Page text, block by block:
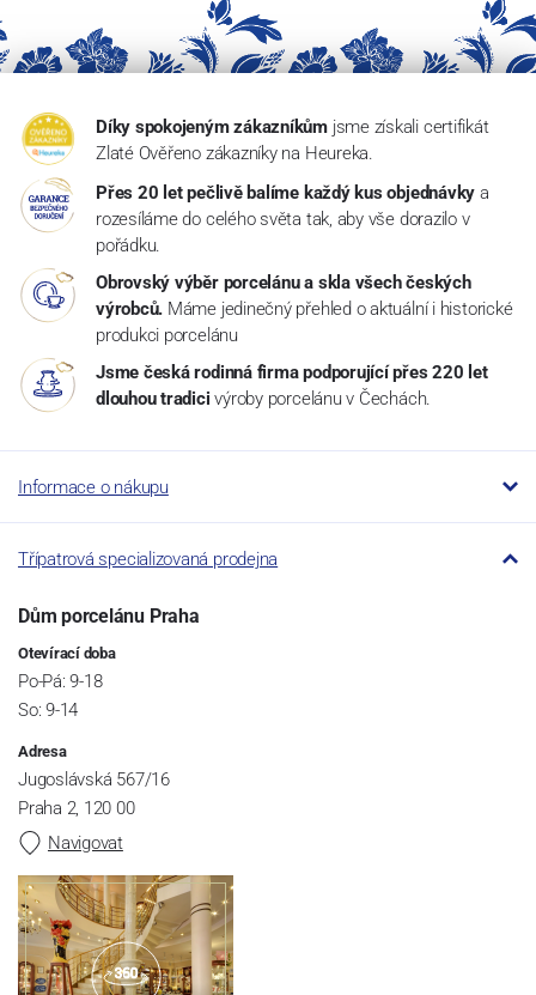
Díky spokojeným zákazníkům jsme získali certifikát
Zlaté Ověřeno zákazníky na Heureka.
Přes 20 let pečlivě balíme každý kus objednávky a
rozesíláme do celého světa tak, aby vše dorazilo v
pořádku.
Obrovský výběr porcelánu a skla všech českých
výrobců. Máme jedinečný přehled o aktuální i historické
produkci porcelánu
Jsme česká rodinná firma podporující přes 220 let
dlouhou tradici výroby porcelánu v Čechách.
Informace o nákupu
Třípatrová specializovaná prodejna
Dům porcelánu Praha
Otevírací doba
Po-Pá: 9-18
So: 9-14
Adresa
Jugoslávská 567/16
Praha 2, 120 00
Navigovat